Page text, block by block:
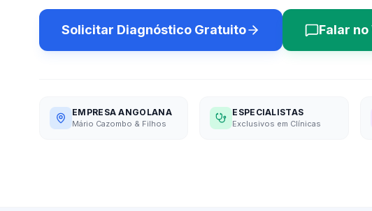
Solicitar Diagnóstico Gratuito Falar
EMPRESA ANGOLANA
Mário Cazombo & Filhos
ESPECIALISTAS
Exclusivos em Clínicas